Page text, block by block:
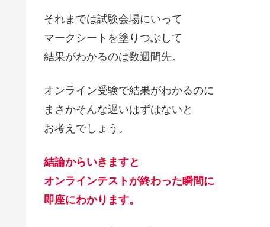
それまでは試験会場にいって
マークシートを塗りつぶして
結果がわかるのは数週間先。
オンライン受験で結果がわかるのに
まさかそんな遅いはずはないと
お考えでしょう。
結論からいきますと
オンラインテストが終わった瞬間に
即座にわかります。